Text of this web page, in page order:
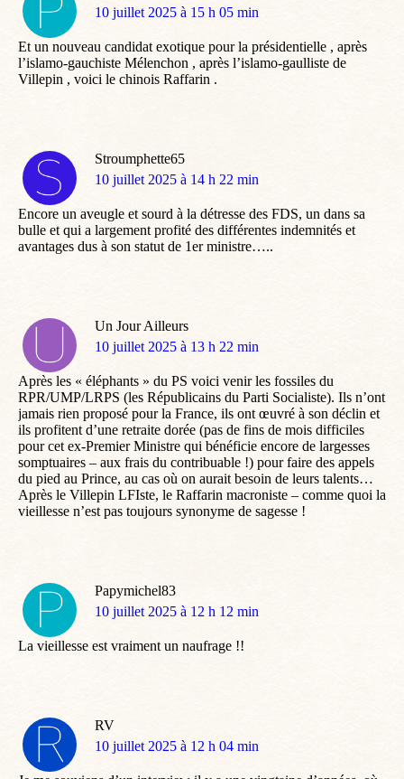
dit
10 juillet 2025 à 15 h 05 min
Et un nouveau candidat exotique pour la présidentielle , après
l’islamo-gauchiste Mélenchon , après l’islamo-gaulliste de
Villepin , voici le chinois Raffarin .
Stroumphette65
dit
10 juillet 2025 à 14 h 22 min
Encore un aveugle et sourd à la détresse des FDS, un dans sa
bulle et qui a largement profité des différentes indemnités et
avantages dus à son statut de 1er ministre…..
Un Jour Ailleurs
dit
10 juillet 2025 à 13 h 22 min
Après les « éléphants » du PS voici venir les fossiles du
RPR/UMP/LRPS (les Républicains du Parti Socialiste). Ils n’ont
jamais rien proposé pour la France, ils ont œuvré à son déclin et
ils profitent d’une retraite dorée (pas de fins de mois difficiles
pour cet ex-Premier Ministre qui bénéficie encore de largesses
somptuaires – aux frais du contribuable !) pour faire des appels
du pied au Prince, au cas où on aurait besoin de leurs talents…
Après le Villepin LFIste, le Raffarin macroniste – comme quoi la
vieillesse n’est pas toujours synonyme de sagesse !
Papymichel83
dit
10 juillet 2025 à 12 h 12 min
La vieillesse est vraiment un naufrage !!
RV
dit
10 juillet 2025 à 12 h 04 min